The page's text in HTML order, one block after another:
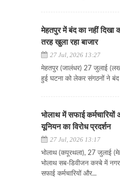
मेहतपुर में बंद का नहीं दिखा
तरह खुला रहा बाजार
27 Jul, 2026 13:27
मेहतपुर (जालंधर) 27 जुलाई
हुई घटना को लेकर संगठनों ने बंद
भोलाथ में सफाई कर्मचारियों
यूनियन का विरोध प्रदर्शन
27 Jul, 2026 13:17
भोलाथ (कपूरथला), 27 जुलाई
भोलाथ सब-डिवीजन कस्बे में
सफाई कर्मचारियों और...